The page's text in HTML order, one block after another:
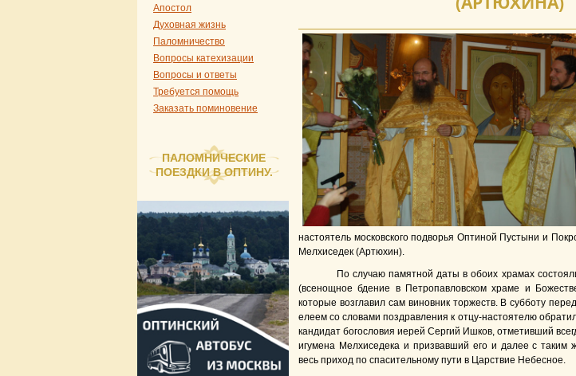
Апостол
Духовная жизнь
Паломничество
Вопросы катехизации
Вопросы и ответы
Требуется помощь
Заказать поминовение
ПАЛОМНИЧЕСКИЕ
ПОЕЗДКИ В ОПТИНУ.
настоятель московского подворья Оптиной Пустыни и
Мелхиседек (Артюхин).
По случаю памятной даты в обоих храмах
(всенощное бдение в Петропавловском храме и
которые возглавил сам виновник торжеств. В субботу
елеем со словами поздравления к отцу-настоятелю
кандидат богословия иерей Сергий Ишков, отметивший
игумена Мелхиседека и призвавший его и далее с таким
весь приход по спасительному пути в Царствие Небесное.